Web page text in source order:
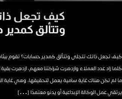
كيف تجعل ذاتك تتجلى وتتألق كمدير حسابات؟ تقوم بيئات
كلما زاد عدد العملاء وازدهرت شراكتنا معهم، ازدهرت
ما لم تكن هناك غاية سامية يعمل لتحقيقها، وهي
يرتقي عمل الوكالة الإبداعية أو يدنو معتمدًا […]